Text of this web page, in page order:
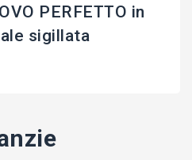
PERFETTO in
sigillata